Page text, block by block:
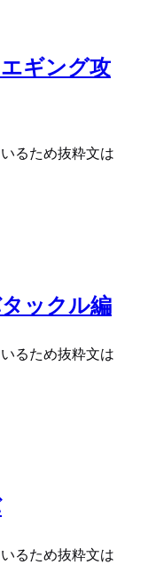
ギング攻
るため抜粋文は
ックル編
るため抜粋文は
るため抜粋文は